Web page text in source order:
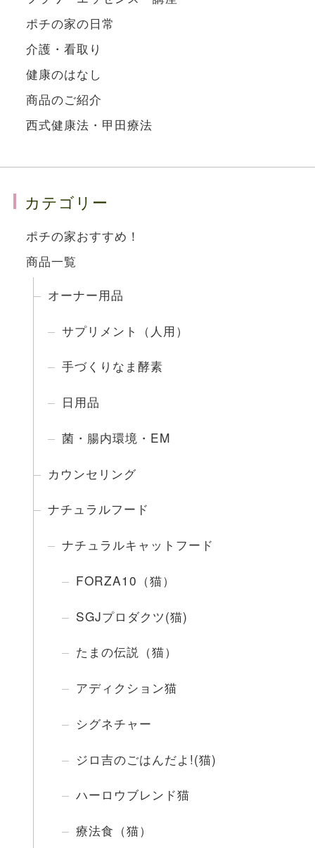
ポチの家の日常
介護・看取り
健康のはなし
商品のご紹介
西式健康法・甲田療法
カテゴリー
ポチの家おすすめ！
商品一覧
オーナー用品
サプリメント（人用）
手づくりなま酵素
日用品
菌・腸内環境・EM
カウンセリング
ナチュラルフード
ナチュラルキャットフード
FORZA10（猫）
SGJプロダクツ(猫)
たまの伝説（猫）
アディクション猫
シグネチャー
ジロ吉のごはんだよ!(猫)
ハーロウブレンド猫
療法食（猫）